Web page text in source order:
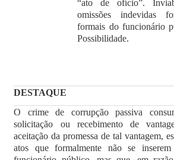
“ato de ofício”.
omissões indevidas
formais do funcionário
Possibilidade.
DESTAQUE
O crime de corrupção passiva
solicitação ou recebimento de
aceitação da promessa de tal vantagem,
atos que formalmente não se